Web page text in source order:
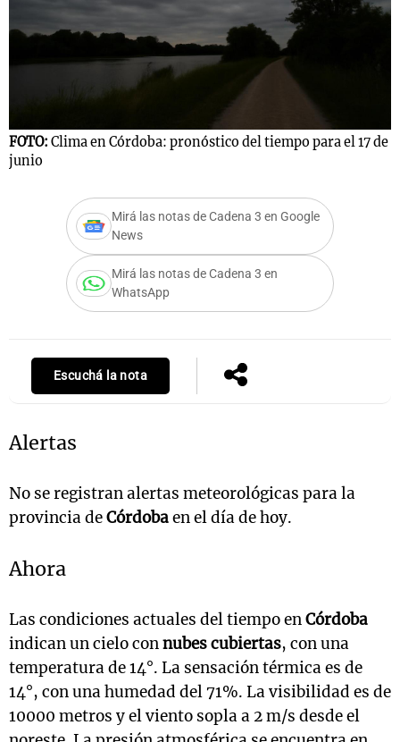
FOTO: Clima en Córdoba: pronóstico del tiempo para el 17 de
junio
Mirá las notas de Cadena 3 en Google
News
Mirá las notas de Cadena 3 en
WhatsApp
Escuchá la nota
Alertas
No se registran alertas meteorológicas para la
provincia deCórdobaen el día de hoy.
Ahora
Las condiciones actuales del tiempo enCórdoba
indican un cielo connubes cubiertas, con una
temperatura de 14°. La sensación térmica es de
14°, con una humedad del 71%. La visibilidad es de
10000 metros y el viento sopla a 2 m/s desde el